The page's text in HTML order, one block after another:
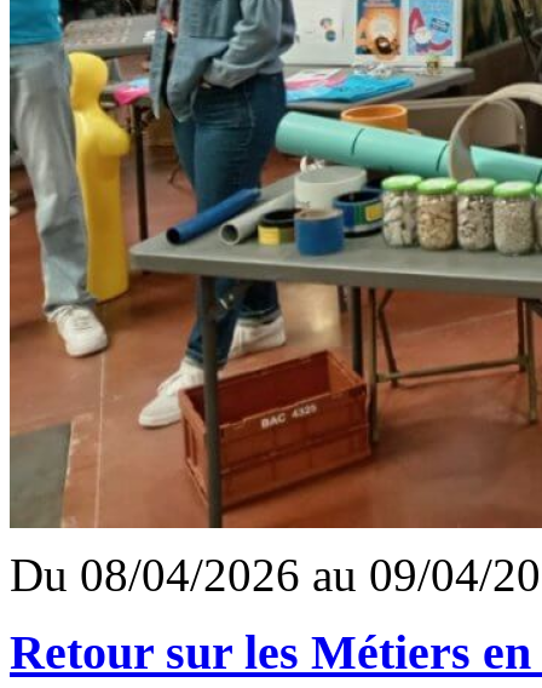
Du 08/04/2026 au 09/04/
Retour sur les Métiers